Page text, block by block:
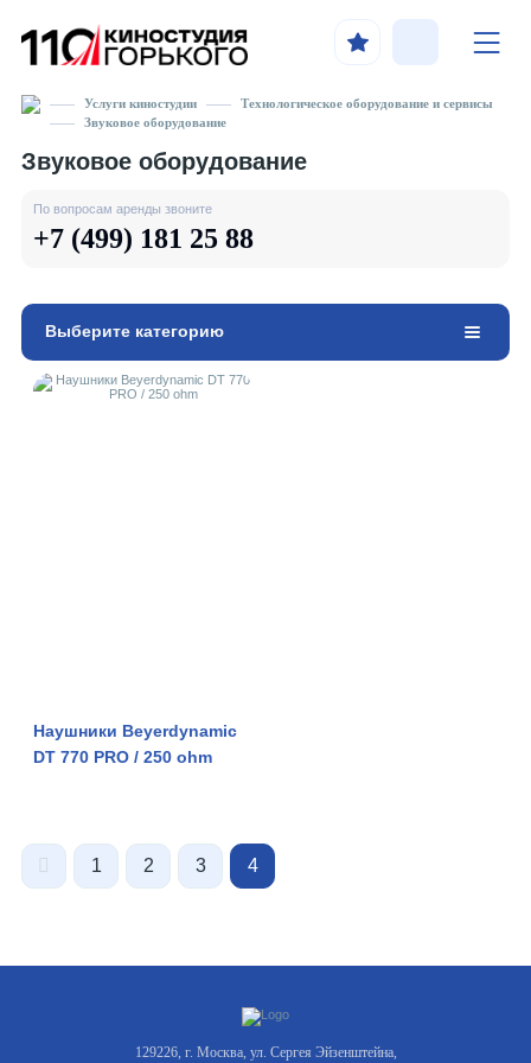
Услуги киностудии
Технологическое оборудование и сервисы
Звуковое оборудование
Звуковое оборудование
По вопросам аренды звоните
+7 (499) 181 25 88
Выберите категорию
Наушники Beyerdynamic
DT 770 PRO / 250 ohm
1 2 3 4
129226, г. Москва, ул. Сергея Эйзенштейна,